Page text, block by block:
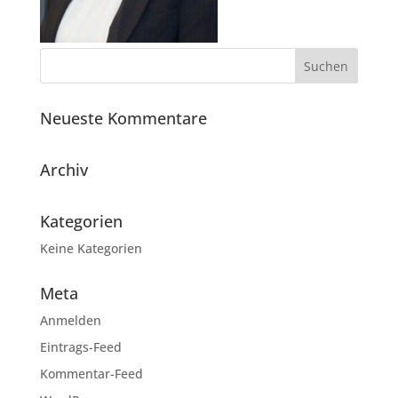
Neueste Kommentare
Archiv
Kategorien
Keine Kategorien
Meta
Anmelden
Eintrags-Feed
Kommentar-Feed